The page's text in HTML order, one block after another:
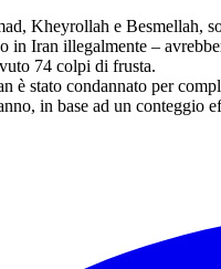
Kheyrollah e Besmellah,
in Iran illegalmente –
74 colpi di frusta.
è stato condannato per
in base ad un conteggio